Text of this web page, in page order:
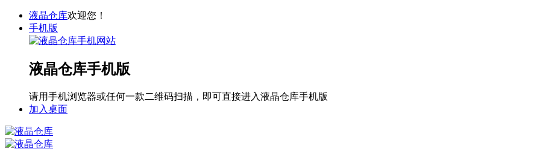
液晶仓库欢迎您！
手机版
液晶仓库手机版
请用手机浏览器或任何一款二维码扫描，即可直接进入液晶仓库手机版
加入桌面